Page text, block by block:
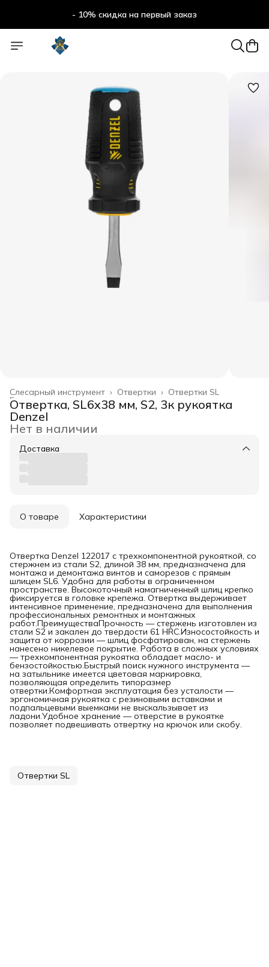
- 10% скидка на первый заказ
Отвертки SL
Отвертки ›
Слесарный инструмент ›
Главная ›
Отвертка, SL6x38 мм, S2, 3к рукоятка
Denzel
Нет в наличии
Доставка
О товаре Характеристики
Отвертка Denzel 122017 с трехкомпонентной рукояткой, со
стержнем из стали S2, длиной 38 мм, предназначена для
монтажа и демонтажа винтов и саморезов с прямым
шлицем SL6. Удобна для работы в ограниченном
пространстве. Высокоточный намагниченный шлиц крепко
фиксируется в головке крепежа. Отвертка выдерживает
интенсивное применение, предназначена для выполнения
профессиональных ремонтных и монтажных
работ.ПреимуществаПрочность — стержень изготовлен из
стали S2 и закален до твердости 61 HRC.Износостойкость и
защита от коррозии — шлиц фосфатирован, на стержень
нанесено никелевое покрытие. Работа в сложных условиях
— трехкомпонентная рукоятка обладает масло- и
бензостойкостью.Быстрый поиск нужного инструмента —
на затыльнике имеется цветовая маркировка,
позволяющая определить типоразмер
отвертки.Комфортная эксплуатация без усталости —
эргономичная рукоятка с резиновыми вставками и
подпальцевыми выемками не выскальзывает из
ладони.Удобное хранение — отверстие в рукоятке
позволяет подвешивать отвертку на крючок или скобу.
Отвертки SL